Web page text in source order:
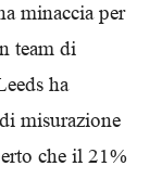
minaccia per
team di
ha
misurazione
che il 21%